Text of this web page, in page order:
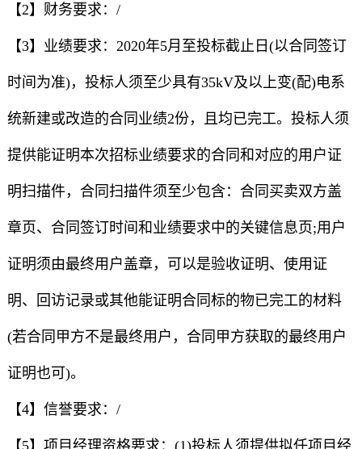
【2】财务要求：/
【3】业绩要求：2020年5月至投标截止日(以合同签订
时间为准)，投标人须至少具有35kV及以上变(配)电系
统新建或改造的合同业绩2份，且均已完工。投标人须
提供能证明本次招标业绩要求的合同和对应的用户证
明扫描件，合同扫描件须至少包含：合同买卖双方盖
章页、合同签订时间和业绩要求中的关键信息页;用户
证明须由最终用户盖章，可以是验收证明、使用证
明、回访记录或其他能证明合同标的物已完工的材料
(若合同甲方不是最终用户，合同甲方获取的最终用户
证明也可)。
【4】信誉要求：/
【5】项目经理资格要求：(1)投标人须提供拟任项目经